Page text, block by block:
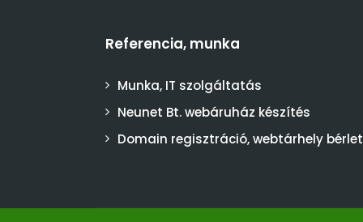
Referencia, munka
Munka, IT szolgáltatás
Neunet Bt. webáruház készítés
Domain regisztráció, webtárhely bérlet